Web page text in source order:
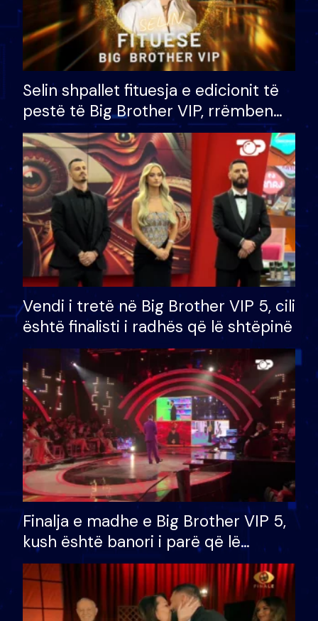
Selin shpallet fituesja e edicionit të
pestë të Big Brother VIP, rrëmben
çmimin e madh prej 100 mijë eurosh
Vendi i tretë në Big Brother VIP 5, cili
është finalisti i radhës që lë shtëpinë
Finalja e madhe e Big Brother VIP 5,
kush është banori i parë që lë
shtëpinë dhe humb mundësinë për
të fituar çmimin e madh